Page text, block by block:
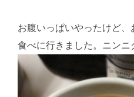
お腹いっぱいやったけど
食べに行きました。ニンニ